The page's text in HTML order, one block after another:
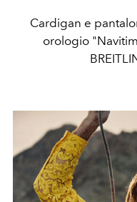
Cardigan e
orologio